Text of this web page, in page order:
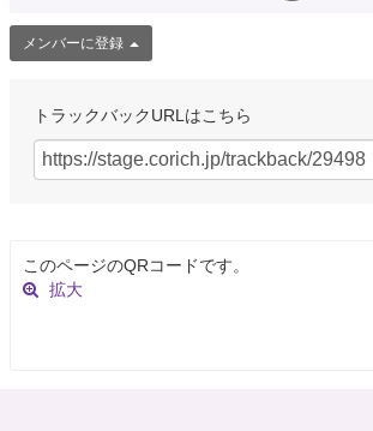
メンバーに登録
トラックバックURLはこちら
このページのQRコードです。
拡大